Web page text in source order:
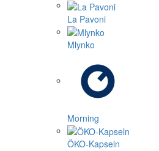
La Pavoni
Mlynko
Morning
ÖKO-Kapseln